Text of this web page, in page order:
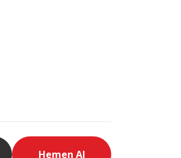
Hemen Al